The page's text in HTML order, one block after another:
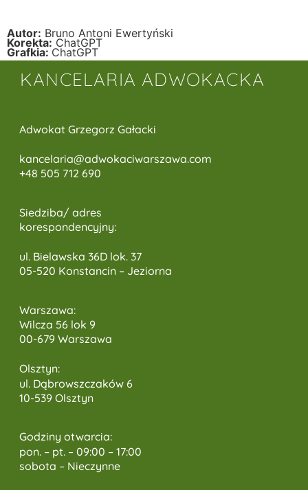
Autor: Bruno Antoni Ewertyński
Korekta: ChatGPT
Grafkia: ChatGPT
KANCELARIA ADWOKACKA
Adwokat Grzegorz Gałacki
kancelaria@adwokaciwarszawa.com
+48 505 712 690
Siedziba/ adres
korespondencyjny:
ul. Bielawska 36D lok. 37
05-520 Konstancin – Jeziorna
Warszawa:
Wilcza 56 lok 9
00-679 Warszawa
Olsztyn:
ul. Dąbrowszczaków 6
10-539 Olsztyn
Godziny otwarcia:
pon. – pt. – 09:00 – 17:00
sobota – Nieczynne